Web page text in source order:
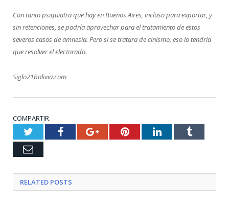
Con tanto psiquiatra que hay en Buenos Aires, incluso para exportar, y
sin retenciones, se podría aprovechar para el tratamiento de estos
severos casos de amnesia. Pero si se tratara de cinismo, eso lo tendría
que resolver el electorado.
Siglo21bolivia.com
COMPARTIR.
TwitterFacebookGoogle+PinterestLinkedInTumblr
Email
RELATED POSTS